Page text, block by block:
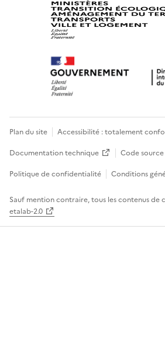
Plan du site Accessibilité : totalement
Documentation technique
Code source
Politique de confidentialité
Conditions
Sauf mention contraire, tous les contenus de
etalab-2.0